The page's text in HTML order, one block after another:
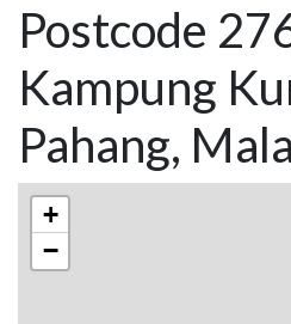
Postcode
Kampung
Pahang,
+
−